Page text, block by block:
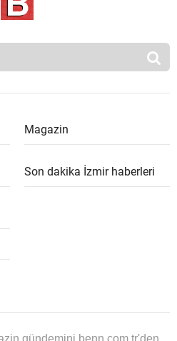
Magazin
Son dakika İzmir haberleri